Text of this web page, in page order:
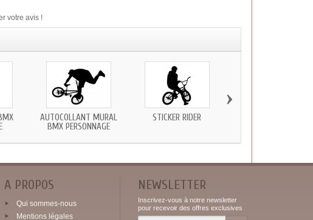
votre avis !
AUTOCOLLANT MURAL
BMX PERSONNAGE
STICKER RIDER
›
A PROPOS
Qui sommes-nous
Mentions légales
NEWSLETTER
Inscrivez-vous à notre newsletter
pour recevoir des offres exclusives